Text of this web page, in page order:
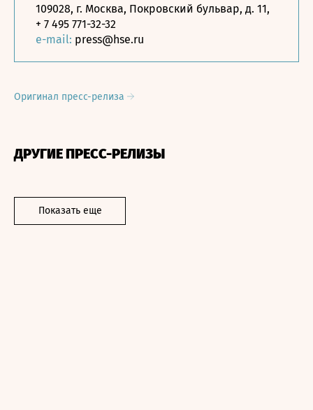
109028, г. Москва, Покровский бульвар, д. 11,
+ 7 495 771-32-32
e-mail: press@hse.ru
Оригинал пресс-релиза
ДРУГИЕ ПРЕСС-РЕЛИЗЫ
Показать еще